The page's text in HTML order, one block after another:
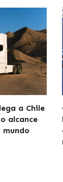
a Chile
alcance
mundo